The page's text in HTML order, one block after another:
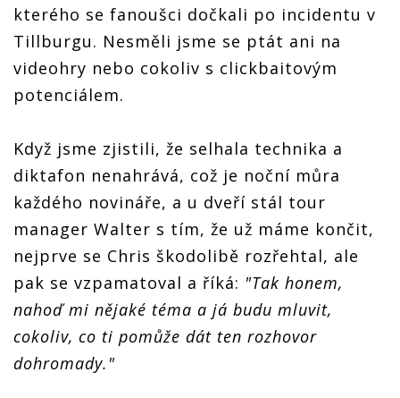
kterého se fanoušci dočkali po incidentu v
Tillburgu. Nesměli jsme se ptát ani na
videohry nebo cokoliv s clickbaitovým
potenciálem.
Když jsme zjistili, že selhala technika a
diktafon nenahrává, což je noční můra
každého novináře, a u dveří stál tour
manager Walter s tím, že už máme končit,
nejprve se Chris škodolibě rozřehtal, ale
pak se vzpamatoval a říká: "Tak honem,
nahoď mi nějaké téma a já budu mluvit,
cokoliv, co ti pomůže dát ten rozhovor
dohromady."